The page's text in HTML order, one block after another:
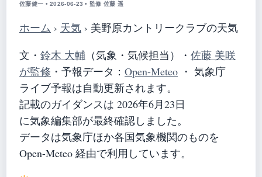
佐藤健一 • 2026-06-23 • 監修 佐藤 遥
ホーム › 天気 › 美野原カントリークラブの天気
文・ 鈴木 大輔 （気象・気候担当） ・ 佐藤 美咲
が監修 ・ 予報データ： Open-Meteo ・ 気象庁
ライブ予報は自動更新されます。
記載のガイダンスは 2026年6月23日
に気象編集部が最終確認しました。
データは気象庁ほか各国気象機関のものを
Open-Meteo 経由で利用しています。